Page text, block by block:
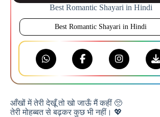
Best Romantic Shayari in Hindi
Best Romantic Shayari in Hindi
आँखों में तेरी देखूँ तो खो जाऊँ मैं कहीं 🥺
तेरी मोहब्बत से बढ़कर कुछ भी नहीं। 💖